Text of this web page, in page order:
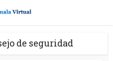
de seguridad